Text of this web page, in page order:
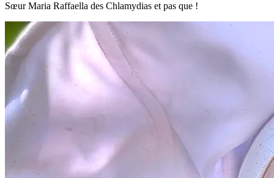
Sœur Maria Raffaella des Chlamydias et pas que !